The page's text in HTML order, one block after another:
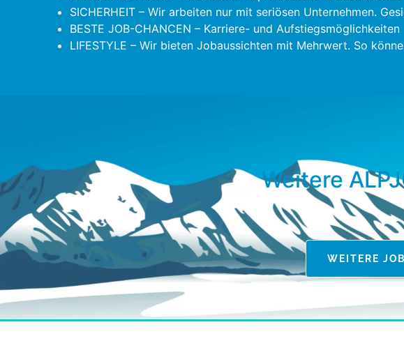
SICHERHEIT – Wir arbeiten nur mit seriösen Unternehmen.
BESTE JOB-CHANCEN – Karriere- und Aufstiegsmöglichkeiten
LIFESTYLE – Wir bieten Jobaussichten mit Mehrwert. So
Weitere
WEITERE